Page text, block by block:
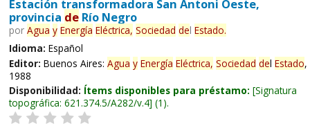
Estación transformadora San Antoni Oeste,
provincia deRío Negro
por Agua y Energía Eléctrica, Sociedad del Estado.
Idioma: Español
Editor: Buenos Aires: Agua y Energía Eléctrica, Sociedad del Estado,
1988
Disponibilidad: Ítems disponibles para préstamo: Signatura
topográfica: 621.374.5/A282/v.4 (1).